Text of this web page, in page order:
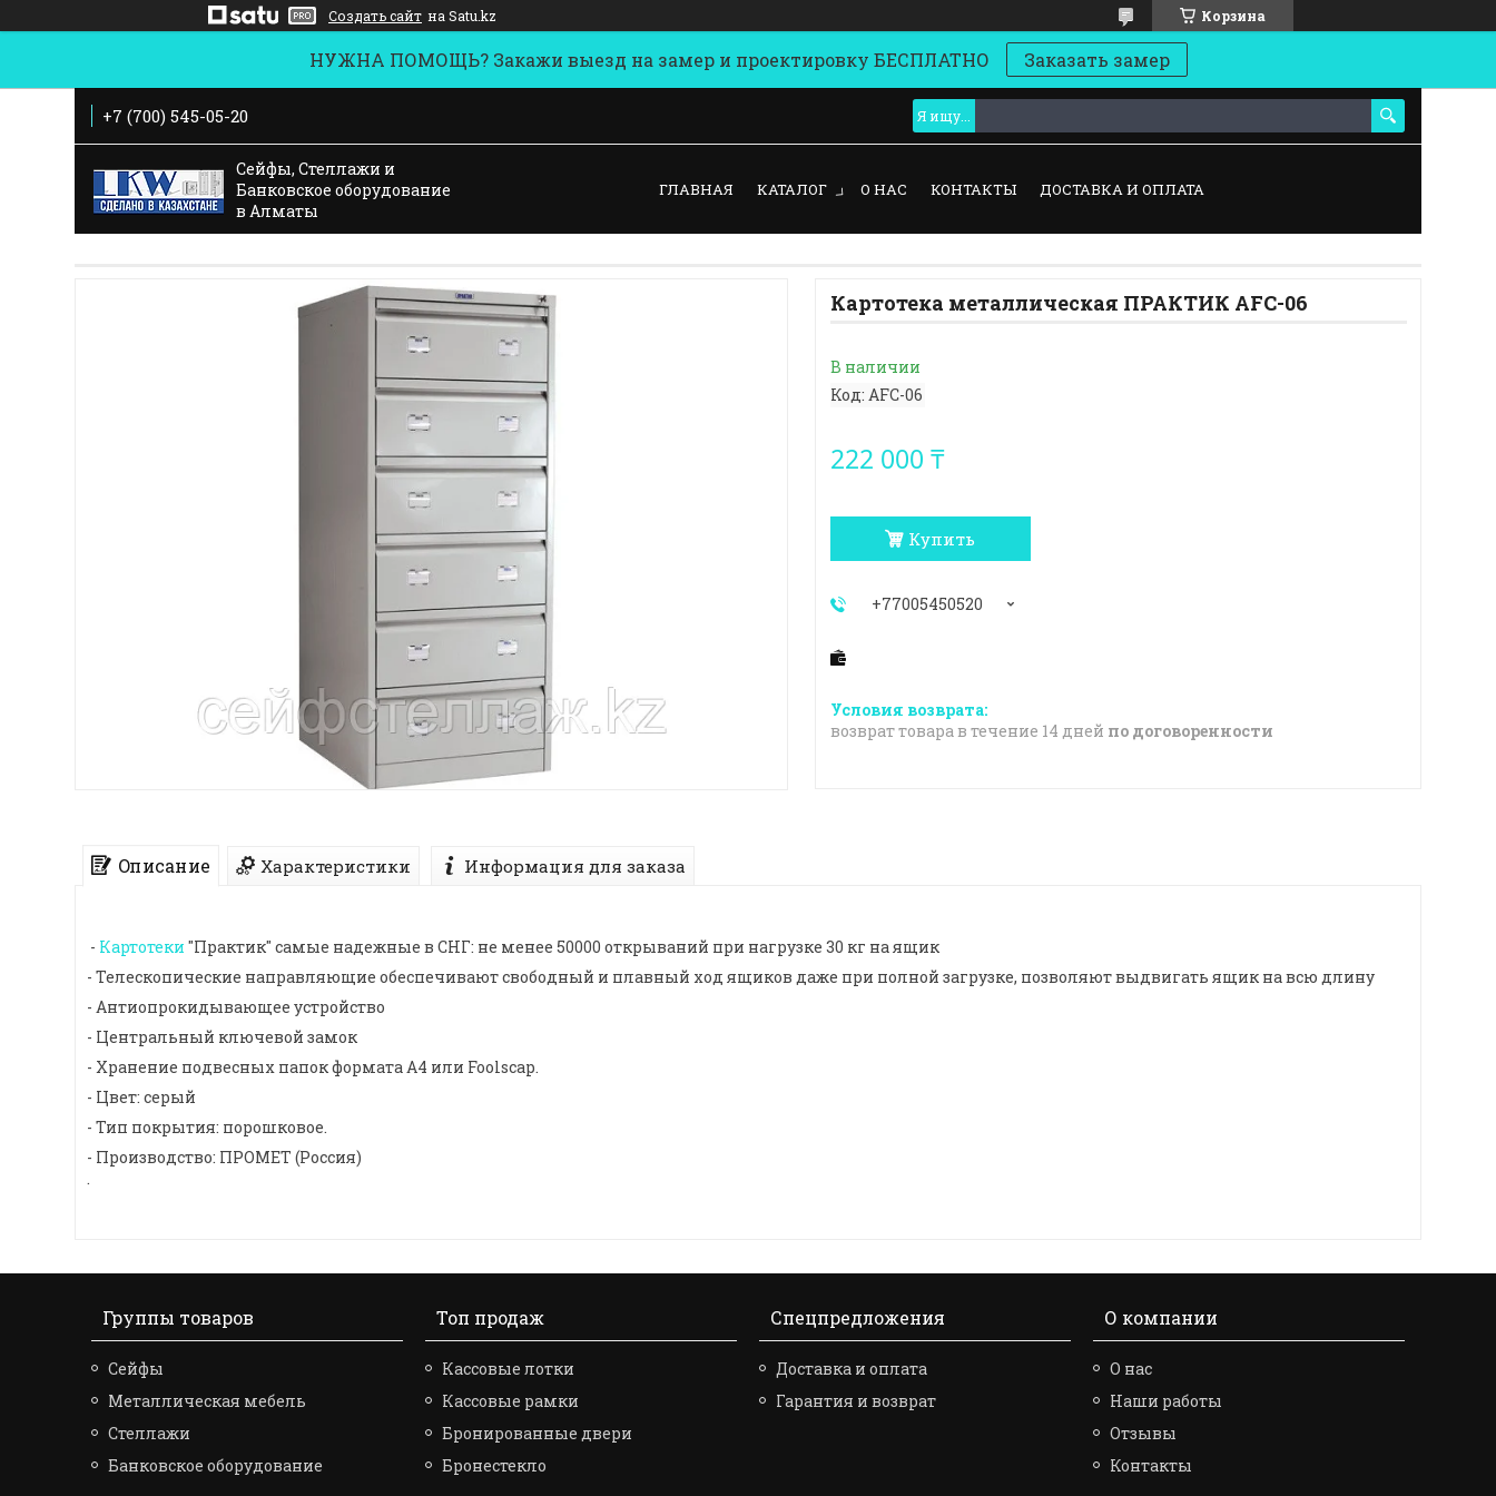
Создать сайт на Satu.kz Корзина
НУЖНА ПОМОЩЬ? Закажи выезд на замер и проектировку БЕСПЛАТНО Заказать замер
+7 (700) 545-05-20
Сейфы, Стеллажи и
Банковское оборудование
в Алматы
ГЛАВНАЯ КАТАЛОГ О НАС КОНТАКТЫ ДОСТАВКА И ОПЛАТА
Картотека металлическая ПРАКТИК AFC-06
В наличии
Код: AFC-06
222 000 ₸
Купить
+77005450520
возврат товара в течение 14 дней по договоренности
Описание Характеристики Информация для заказа
- Картотеки "Практик" самые надежные в СНГ: не менее 50000 открываний при нагрузке 30 кг на ящик
- Телескопические направляющие обеспечивают свободный и плавный ход ящиков даже при полной загрузке, позволяют выдвигать ящик на всю длину
- Антиопрокидывающее устройство
- Центральный ключевой замок
- Хранение подвесных папок формата А4 или Foolscap.
- Цвет: серый
- Тип покрытия: порошковое.
- Производство: ПРОМЕТ (Россия)
.
Группы товаров
Сейфы
Металлическая мебель
Стеллажи
Банковское оборудование
Топ продаж
Кассовые лотки
Кассовые рамки
Бронированные двери
Бронестекло
Спецпредложения
Доставка и оплата
Гарантия и возврат
О компании
О нас
Наши работы
Отзывы
Контакты